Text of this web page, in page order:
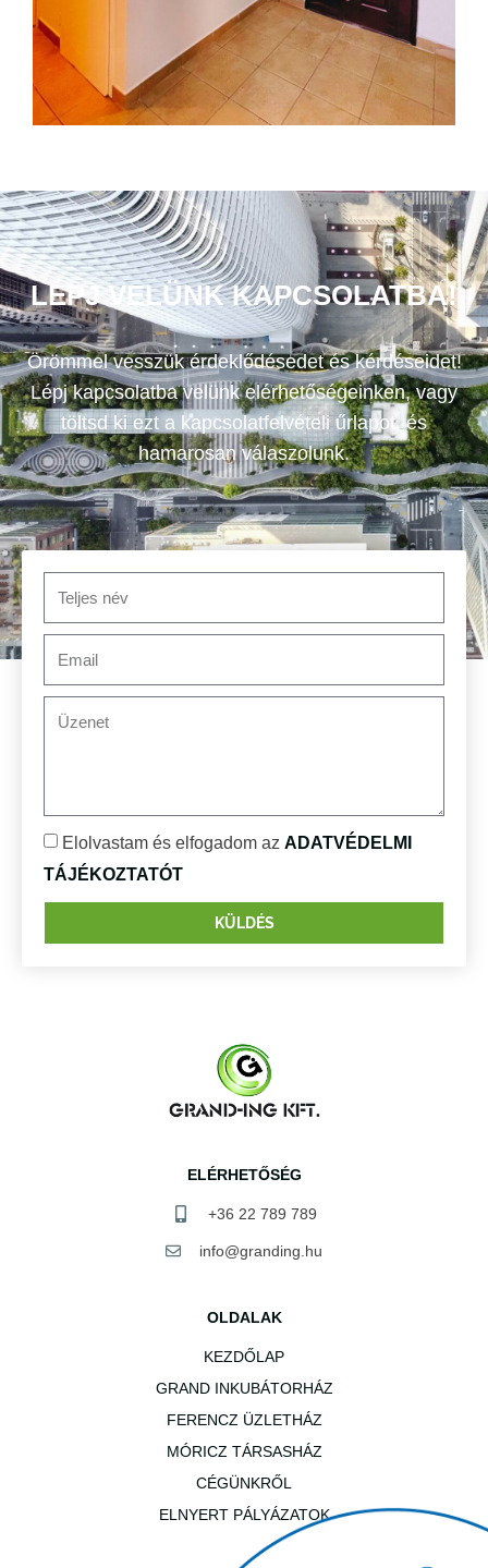
LÉPJ VELÜNK KAPCSOLATBA!
Örömmel vesszük érdeklődésedet és kérdéseidet!
Lépj kapcsolatba velünk elérhetőségeinken, vagy
töltsd ki ezt a kapcsolatfelvételi űrlapot, és
hamarosan válaszolunk.
Elolvastam és elfogadom az ADATVÉDELMI
TÁJÉKOZTATÓT
KÜLDÉS
ELÉRHETŐSÉG
+36 22 789 789
info@granding.hu
OLDALAK
KEZDŐLAP
GRAND INKUBÁTORHÁZ
FERENCZ ÜZLETHÁZ
MÓRICZ TÁRSASHÁZ
CÉGÜNKRŐL
ELNYERT PÁLYÁZATOK